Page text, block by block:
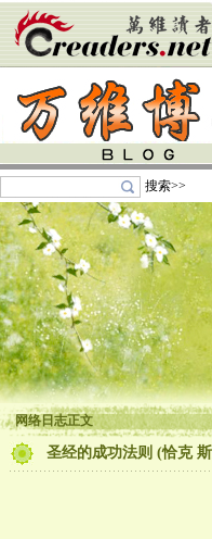
搜索>>
网络日志正文
圣经的成功法则 (恰克